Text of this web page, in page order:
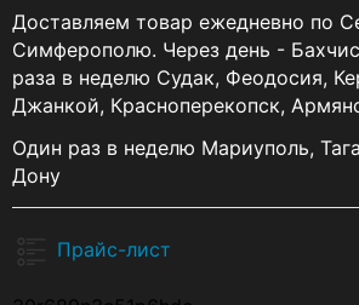
Доставляем товар ежедневно по
Симферополю. Через день -
раза в неделю Судак, Феодосия,
Джанкой, Красноперекопск,
Один раз в неделю Мариуполь,
Дону
Прайс-лист